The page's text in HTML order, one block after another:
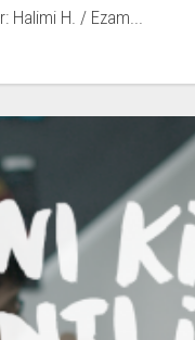
H. / Ezam...